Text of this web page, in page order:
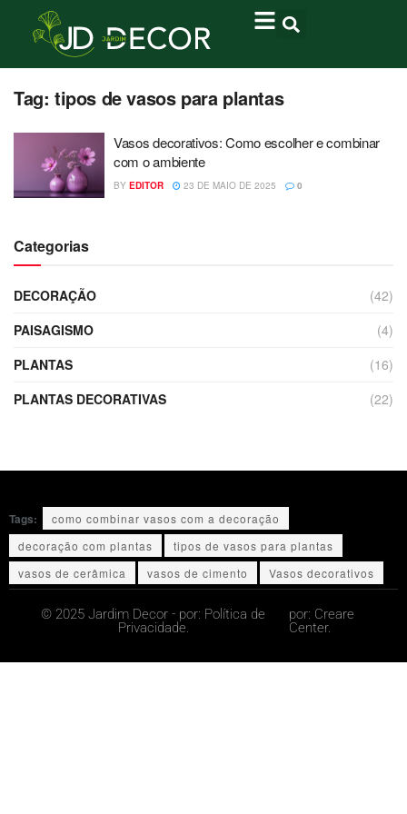
Tag: tipos de vasos para plantas
Vasos decorativos: Como escolher e combinar
com o ambiente
BY EDITOR 23 DE MAIO DE 2025 0
Categorias
DECORAÇÃO
(42)
PAISAGISMO
(4)
PLANTAS
(16)
PLANTAS DECORATIVAS
(22)
Tags:
como combinar vasos com a decoração
decoração com plantas
tipos de vasos para plantas
vasos de cerâmica
vasos de cimento Vasos decorativos
© 2025 Jardim Decor - por: Política de
Privacidade.
por: Creare
Center.